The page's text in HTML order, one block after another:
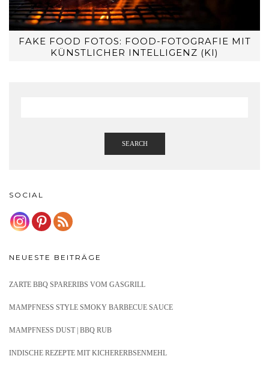
FAKE FOOD FOTOS: FOOD-FOTOGRAFIE MIT
KÜNSTLICHER INTELLIGENZ (KI)
SEARCH
SOCIAL
NEUESTE BEITRÄGE
ZARTE BBQ SPARERIBS VOM GASGRILL
MAMPFNESS STYLE SMOKY BARBECUE SAUCE
MAMPFNESS DUST | BBQ RUB
INDISCHE REZEPTE MIT KICHERERBSENMEHL